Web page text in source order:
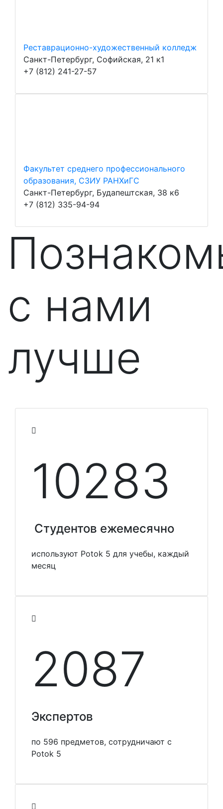
Реставрационно-художественный колледж
Санкт-Петербург, Софийская, 21 к1
+7 (812) 241-27-57
Факультет среднего профессионального
образования, СЗИУ РАНХиГС
Санкт-Петербург, Будапештская, 38 к6
+7 (812) 335-94-94
с нами
лучше
10348
Студентов ежемесячно
используют Potok 5 для учебы, каждый
месяц
2100
Экспертов
по 596 предметов, сотрудничают с
Potok 5